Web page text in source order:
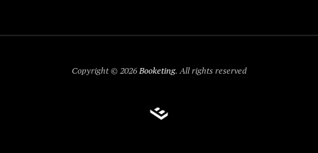
Copyright © 2026Booketing. All rights reserved